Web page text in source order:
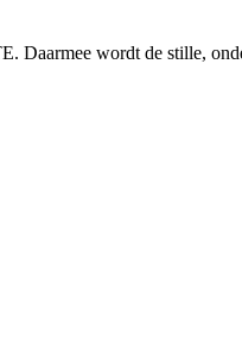
wordt de stille,